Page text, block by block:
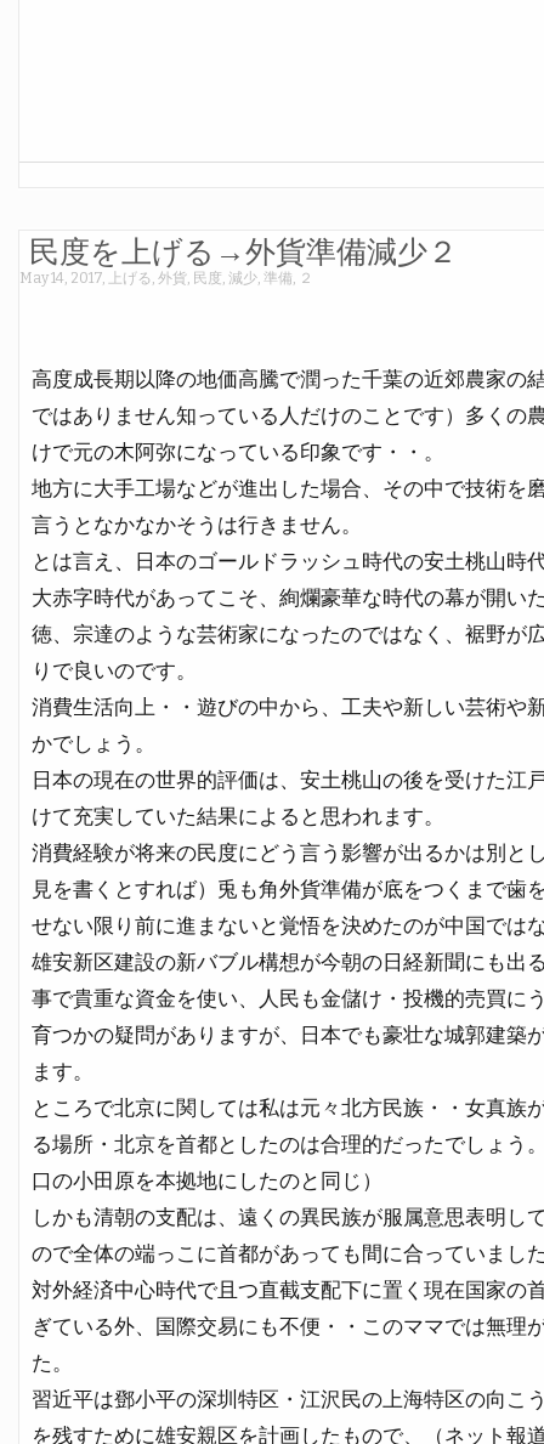
民度を上げる→外貨準備減少２
May 14, 2017, 上げる , 外貨, 民度, 減少, 準備, ２
高度成長期以降の地価高騰で潤った千葉の近郊農家の
ではありません知っている人だけのことです）多くの
けで元の木阿弥になっている印象です・・。
地方に大手工場などが進出した場合、その中で技術を
言うとなかなかそうは行きません。
とは言え、日本のゴールドラッシュ時代の安土桃山時
大赤字時代があってこそ、絢爛豪華な時代の幕が開い
徳、宗達のような芸術家になったのではなく、裾野が
りで良いのです。
消費生活向上・・遊びの中から、工夫や新しい芸術や
かでしょう。
日本の現在の世界的評価は、安土桃山の後を受けた江
けて充実していた結果によると思われます。
消費経験が将来の民度にどう言う影響が出るかは別と
見を書くとすれば）兎も角外貨準備が底をつくまで歯
せない限り前に進まないと覚悟を決めたのが中国では
雄安新区建設の新バブル構想が今朝の日経新聞にも出
事で貴重な資金を使い、人民も金儲け・投機的売買に
育つかの疑問がありますが、日本でも豪壮な城郭建築
ます。
ところで北京に関しては私は元々北方民族・・女真族
る場所・北京を首都としたのは合理的だったでしょう
口の小田原を本拠地にしたのと同じ）
しかも清朝の支配は、遠くの異民族が服属意思表明し
ので全体の端っこに首都があっても間に合っていまし
対外経済中心時代で且つ直截支配下に置く現在国家の
ぎている外、国際交易にも不便・・このママでは無理
た。
習近平は鄧小平の深圳特区・江沢民の上海特区の向こ
を残すために雄安親区を計画したもので、（ネット報